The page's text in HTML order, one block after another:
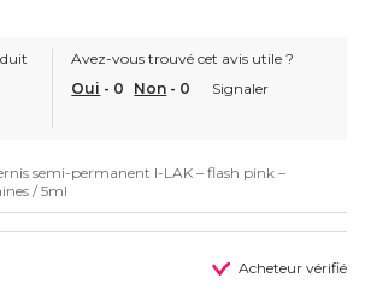
Avez-vous trouvé cet avis utile ?
Oui - 0 Non - 0 Signaler
semi-permanent I-LAK – flash pink –
/ 5ml
Acheteur vérifié